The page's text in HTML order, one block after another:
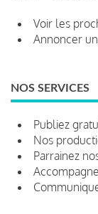
Voir les
Annoncer
NOS SERVICES
Publiez
Nos
Parrainez